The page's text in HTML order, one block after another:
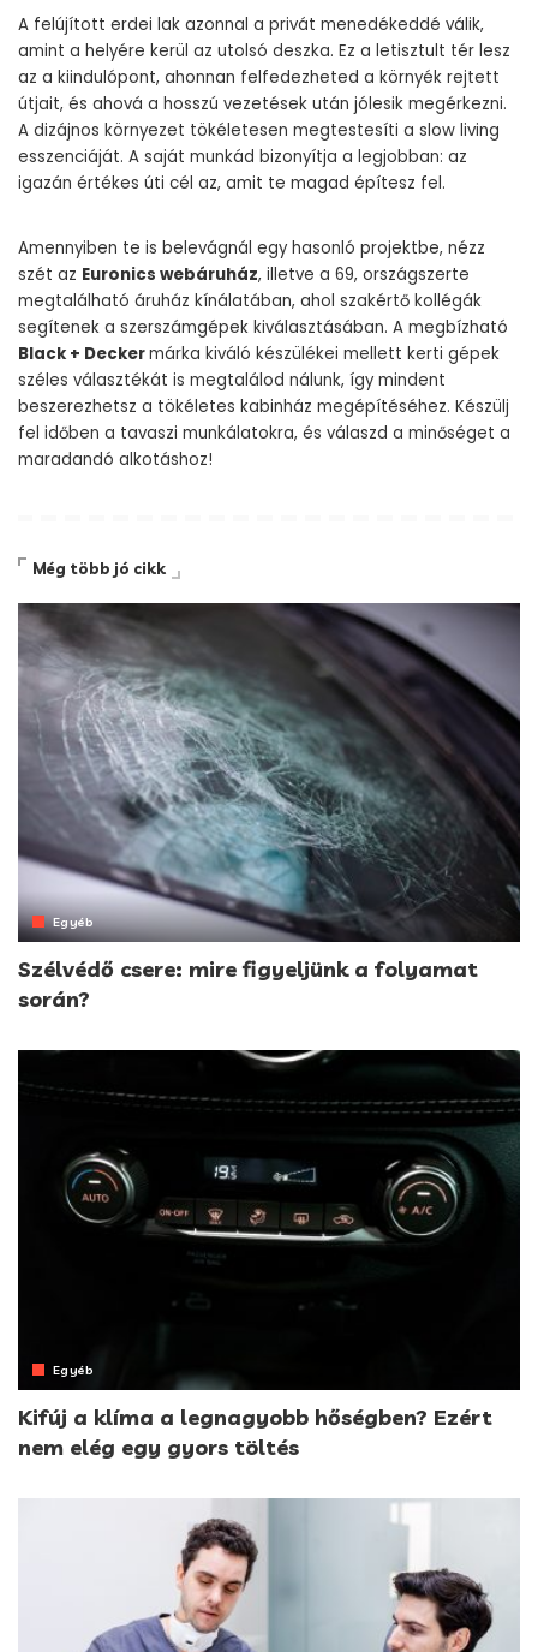
A felújított erdei lak azonnal a privát menedékeddé válik,
amint a helyére kerül az utolsó deszka. Ez a letisztult tér lesz
az a kiindulópont, ahonnan felfedezheted a környék rejtett
útjait, és ahová a hosszú vezetések után jólesik megérkezni.
A dizájnos környezet tökéletesen megtestesíti a slow living
esszenciáját. A saját munkád bizonyítja a legjobban: az
igazán értékes úti cél az, amit te magad építesz fel.
Amennyiben te is belevágnál egy hasonló projektbe, nézz
szét az Euronics webáruház, illetve a 69, országszerte
megtalálható áruház kínálatában, ahol szakértő kollégák
segítenek a szerszámgépek kiválasztásában. A megbízható
Black + Deckermárka kiváló készülékei mellett kerti gépek
széles választékát is megtalálod nálunk, így mindent
beszerezhetsz a tökéletes kabinház megépítéséhez. Készülj
fel időben a tavaszi munkálatokra, és válaszd a minőséget a
maradandó alkotáshoz!
Még több jó cikk
Egyéb
Szélvédő csere: mire figyeljünk a folyamat
során?
Egyéb
Kifúj a klíma a legnagyobb hőségben? Ezért
nem elég egy gyors töltés